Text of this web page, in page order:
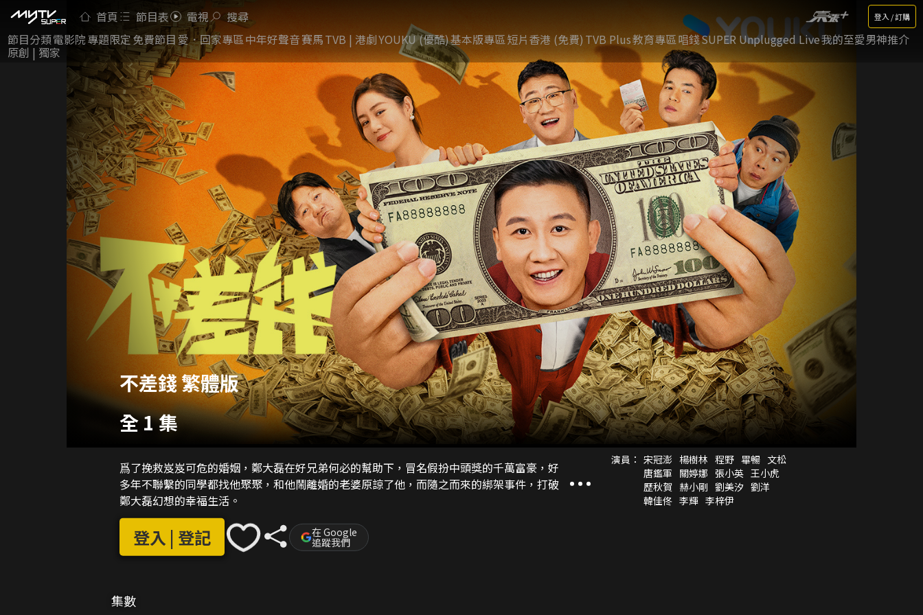
首頁 節目表 電視 搜尋 登入 / 訂購
節目分類電影院專題限定免費節目 愛．回家專區中年好聲音賽馬TVB | 港劇YOUKU (優酷)基本版專區短片香港 (免費) TVB Plus教育專區唱錢SUPER Unplugged Live我的至愛男神推介
原創 | 獨家
不差錢 繁體版
全 1 集
爲了挽救岌岌可危的婚姻，鄭大磊在好兄弟何必的幫助下，冒名假扮中頭獎的千萬富豪，好
多年不聯繫的同學都找他聚聚，和他鬧離婚的老婆原諒了他，而隨之而來的綁架事件，打破
鄭大磊幻想的幸福生活。
登入 | 登記 在 Google
追蹤我們
演員： 宋冠澎 楊樹林 程野 畢暢 文松
唐鑑軍 關婷娜 張小英 王小虎
歷秋賀 赫小剛 劉美汐 劉洋
韓佳佟 李輝 李梓伊
集數